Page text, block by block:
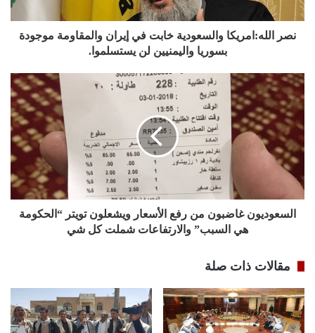
نصر الله:امريكا والسعودية خابت في إيران والمقاومة موجودة
بسوريا واليمنيين لن يستسلموا.
السعوديون غاضبون من رفع الأسعار ويشعلون تويتر “الحكومة
هي السبب” والارتفاعات شملت كل شي
مقالات ذات صلة